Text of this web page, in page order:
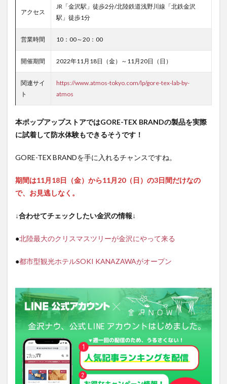
アクセス
JR「金沢駅」徒歩2分/北陸鉄道浅野川線「北鉄金沢
駅」徒歩1分
営業時間 10：00～20：00
開催期間 2022年11月18日（金）～11月20日（日）
関連サイ
ト
https://www.atmos-tokyo.com/lp/gore-tex-lab-by-
atmos
本ポップアップストアではGORE-TEX BRANDの製品を実際
に試着して防水体験もできるそうです！
GORE-TEX BRANDを手に入れるチャンスですね。
期間は11月18日（金）から11月20（日）の3日間だけなの
で、お見逃しなく。
↓合わせてチェックしたい金沢の情報↓
●北陸最大のクリスマスツリーが金沢にやって来る
●都市型観光ホテルSOKI KANAZAWAがオープン